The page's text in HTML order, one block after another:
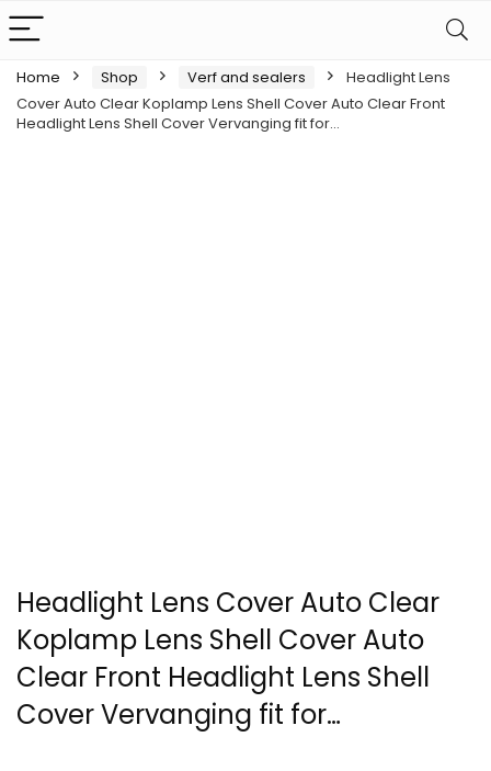
Home Shop Verf and sealers
Headlight Lens
Cover Auto Clear Koplamp Lens Shell Cover Auto Clear Front
Headlight Lens Shell Cover Vervanging fit for…
Headlight Lens Cover Auto Clear
Koplamp Lens Shell Cover Auto
Clear Front Headlight Lens Shell
Cover Vervanging fit for…